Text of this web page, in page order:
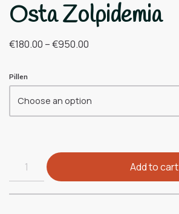
Osta Zolpidemia
€180.00 –€950.00
Pillen
Add to cart